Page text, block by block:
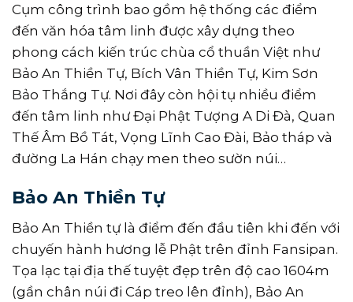
Cụm công trình bao gồm hệ thống các điểm
đến văn hóa tâm linh được xây dựng theo
phong cách kiến trúc chùa cổ thuần Việt như
Bảo An Thiền Tự, Bích Vân Thiền Tự, Kim Sơn
Bảo Thắng Tự. Nơi đây còn hội tụ nhiều điểm
đến tâm linh như Đại Phật Tượng A Di Đà, Quan
Thế Âm Bồ Tát, Vọng Lĩnh Cao Đài, Bảo tháp và
đường La Hán chạy men theo sườn núi…
Bảo An Thiền Tự
Bảo An Thiền tự là điểm đến đầu tiên khi đến với
chuyến hành hương lễ Phật trên đỉnh Fansipan.
Tọa lạc tại địa thế tuyệt đẹp trên độ cao 1604m
(gần chân núi đi Cáp treo lên đỉnh), Bảo An